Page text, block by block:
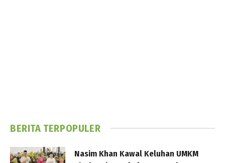
BERITA TERPOPULER
Nasim Khan Kawal Keluhan UMKM